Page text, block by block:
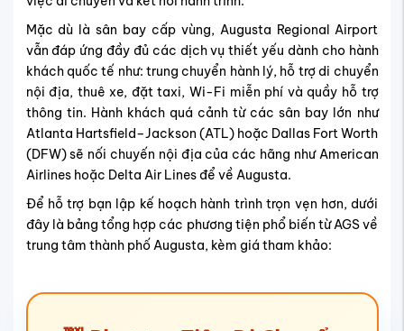
Mặc dù là sân bay cấp vùng, Augusta Regional Airport
vẫn đáp ứng đầy đủ các dịch vụ thiết yếu dành cho hành
khách quốc tế như: trung chuyển hành lý, hỗ trợ di chuyển
nội địa, thuê xe, đặt taxi, Wi-Fi miễn phí và quầy hỗ trợ
thông tin. Hành khách quá cảnh từ các sân bay lớn như
Atlanta Hartsfield–Jackson (ATL) hoặc Dallas Fort Worth
(DFW) sẽ nối chuyến nội địa của các hãng như American
Airlines hoặc Delta Air Lines để về Augusta.
Để hỗ trợ bạn lập kế hoạch hành trình trọn vẹn hơn, dưới
đây là bảng tổng hợp các phương tiện phổ biến từ AGS về
trung tâm thành phố Augusta, kèm giá tham khảo: